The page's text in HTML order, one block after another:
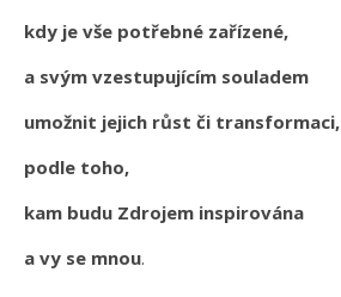
kdy je vše potřebné zařízené,
a svým vzestupujícím souladem
umožnit jejich růst či transformaci,
podle toho,
kam budu Zdrojem inspirována
a vy se mnou.